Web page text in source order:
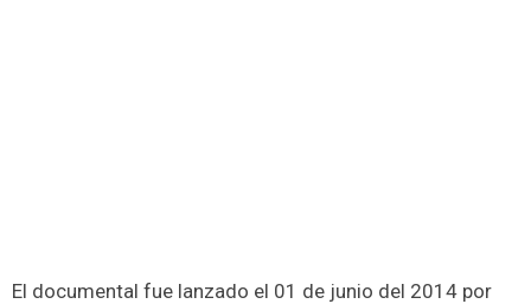
El documental fue lanzado el 01 de junio del 2014 por